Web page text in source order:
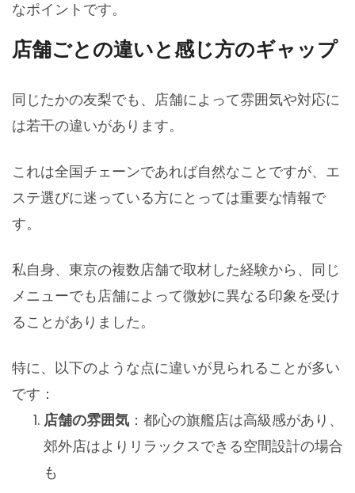
なポイントです。
店舗ごとの違いと感じ方のギャップ
同じたかの友梨でも、店舗によって雰囲気や対応に
は若干の違いがあります。
これは全国チェーンであれば自然なことですが、エ
ステ選びに迷っている方にとっては重要な情報で
す。
私自身、東京の複数店舗で取材した経験から、同じ
メニューでも店舗によって微妙に異なる印象を受け
ることがありました。
特に、以下のような点に違いが見られることが多い
です：
店舗の雰囲気 ：都心の旗艦店は高級感があり、
郊外店はよりリラックスできる空間設計の場合
も